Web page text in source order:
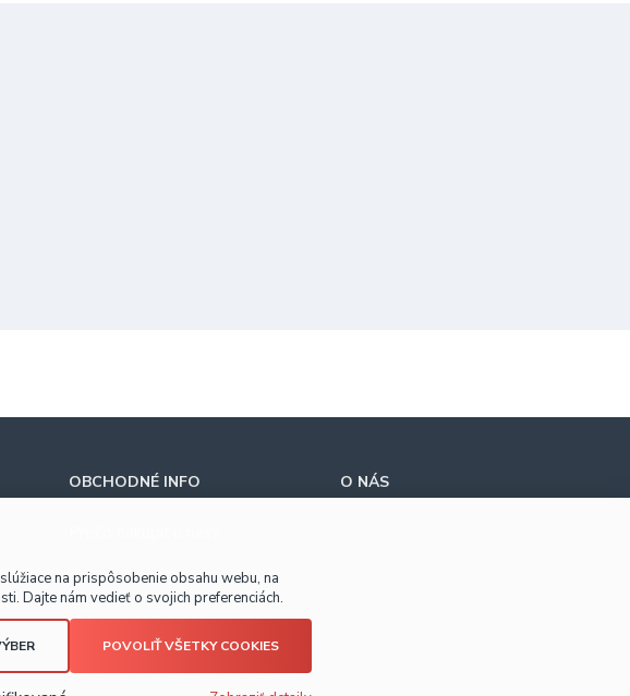
OBCHODNÉ INFO O NÁS
na prispôsobenie obsahu webu, na
Dajte nám vedieť o svojich preferenciách.
POVOLIŤ VŠETKY COOKIES